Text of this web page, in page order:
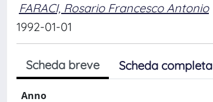
FARACI, Rosario Francesco Antonio
1992-01-01
Scheda breve Scheda completa
Anno